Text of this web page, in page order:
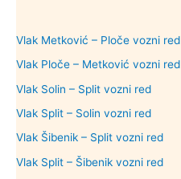
Vlak Metković – Ploče vozni red
Vlak Ploče – Metković vozni red
Vlak Solin – Split vozni red
Vlak Split – Solin vozni red
Vlak Šibenik – Split vozni red
Vlak Split – Šibenik vozni red